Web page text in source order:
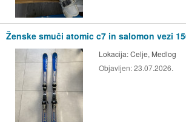
Ženske smuči atomic c7 in salomon vezi
Lokacija:Celje, Medlog
Objavljen:23.07.2026.